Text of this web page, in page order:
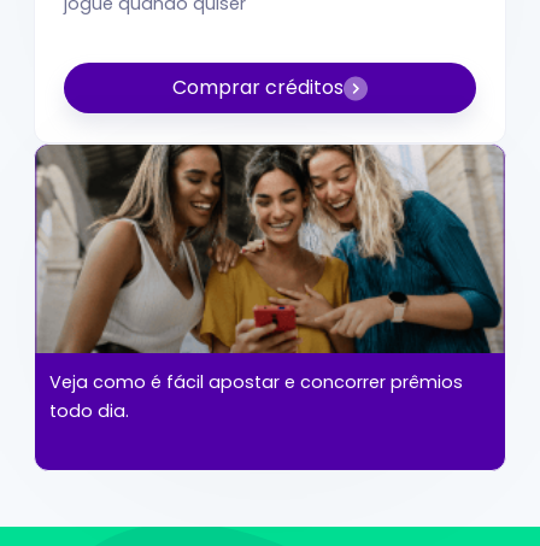
Comprar créditos
Veja como é fácil apostar e concorrer prêmios
todo dia.